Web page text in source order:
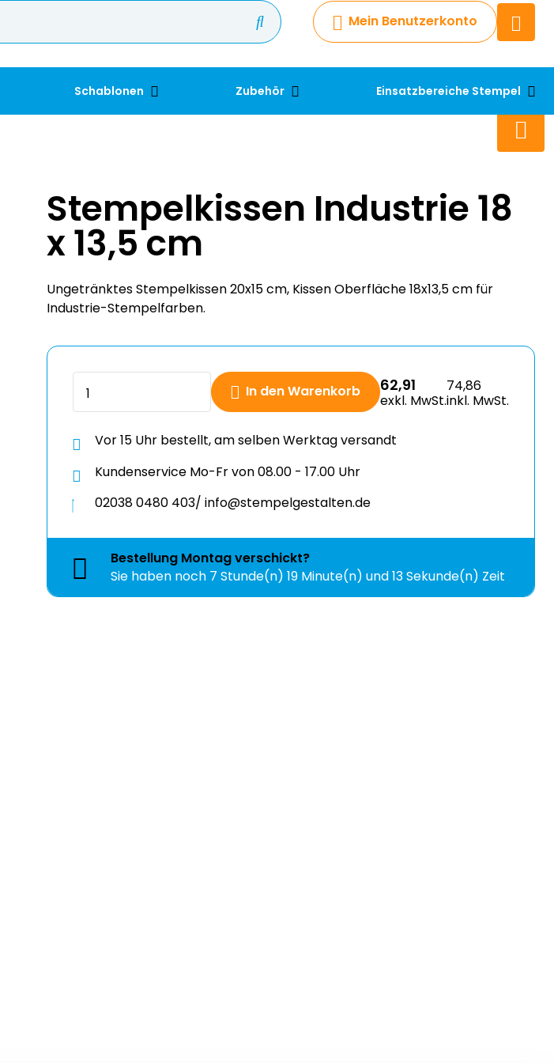
Mein Benutzerkonto
Schablonen Zubehör Einsatzbereiche Stempel
Chatbot
Chatten Sie 24/7 mit unserem
+49 2038 0480 403
Stempelkissen Industrie 18
x 13,5 cm
Ungetränktes Stempelkissen 20x15 cm, Kissen Oberfläche 18x13,5 cm für
Industrie-Stempelfarben.
In den Warenkorb 62,91
exkl. MwSt.
74,86
inkl. MwSt.
Vor 15 Uhr bestellt, am selben Werktag versandt
Kundenservice Mo-Fr von 08.00 - 17.00 Uhr
02038 0480 403/ info@stempelgestalten.de
Bestellung Montagverschickt?
Sie haben noch 7 Stunde(n) 19 Minute(n) und 12 Sekunde(n) Zeit